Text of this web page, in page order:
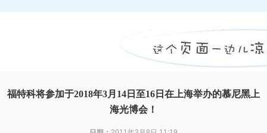
福特科将参加于2018年3月14日至16日在上海举办的慕尼黑上
海光博会！